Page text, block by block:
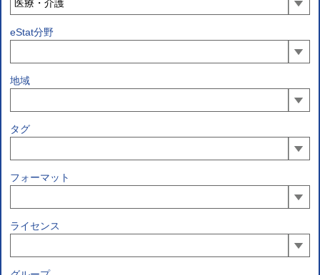
eStat分野
地域
タグ
フォーマット
ライセンス